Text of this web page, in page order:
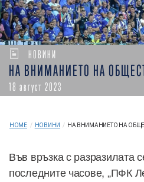
НОВИНИ
НА ВНИМАНИЕТО НА
18 август 2023
HOME / НОВИНИ / НА ВНИМАНИЕТО НА
Във връзка с разразилата
последните часове, „ПФК